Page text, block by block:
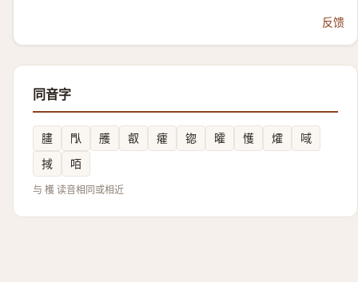
反馈
同音字
䐸 閄 雘 㕡 癨 锪 曤 㦜 㸌
㖪
掝
咟
与 檴 读音相同或相近